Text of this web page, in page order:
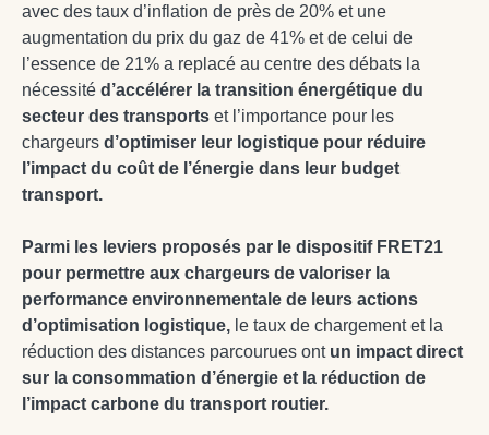
avec des taux d’inflation de près de 20% et une
augmentation du prix du gaz de 41% et de celui de
l’essence de 21% a replacé au centre des débats la
nécessité d’accélérer la transition énergétique du
secteur des transports et l’importance pour les
chargeurs d’optimiser leur logistique pour réduire
l’impact du coût de l’énergie dans leur budget
transport.
Parmi les leviers proposés par le dispositif FRET21
pour permettre aux chargeurs de valoriser la
performance environnementale de leurs actions
d’optimisation logistique, le taux de chargement et la
réduction des distances parcourues ont un impact direct
sur la consommation d’énergie et la réduction de
l’impact carbone du transport routier.